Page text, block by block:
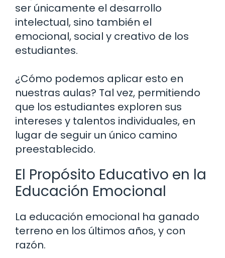
ser únicamente el desarrollo
intelectual, sino también el
emocional, social y creativo de los
estudiantes.
¿Cómo podemos aplicar esto en
nuestras aulas? Tal vez, permitiendo
que los estudiantes exploren sus
intereses y talentos individuales, en
lugar de seguir un único camino
preestablecido.
El Propósito Educativo en la
Educación Emocional
La educación emocional ha ganado
terreno en los últimos años, y con
razón.